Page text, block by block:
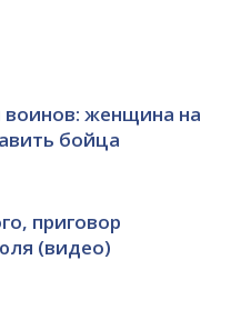
женщина на
бойца
приговор
(видео)